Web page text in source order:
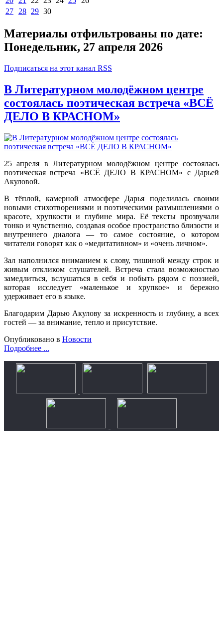
27
28 29 30
Материалы отфильтрованы по дате:
Понедельник, 27 апреля 2026
Подписаться на этот канал RSS
В Литературном молодёжном центре
состоялась поэтическая встреча «ВСЁ
ДЕЛО В КРАСНОМ»
25 апреля в Литературном молодёжном центре состоялась
поэтическая встреча «ВСЁ ДЕЛО В КРАСНОМ» с Дарьей
Акуловой.
В тёплой, камерной атмосфере Дарья поделилась своими
новыми стихотворениями и поэтическими размышлениями о
красоте, хрупкости и глубине мира. Её тексты прозвучали
тонко и чувственно, создавая особое пространство близости и
внутреннего диалога — то самое состояние, о котором
читатели говорят как о «медитативном» и «очень личном».
Зал наполнился вниманием к слову, тишиной между строк и
живым откликом слушателей. Встреча стала возможностью
замедлиться, вслушаться в себя и побыть рядом с поэзией,
которая исследует «маленькое и хрупкое» и бережно
удерживает его в языке.
Благодарим Дарью Акулову за искренность и глубину, а всех
гостей — за внимание, тепло и присутствие.
Опубликовано в Новости
Подробнее ...